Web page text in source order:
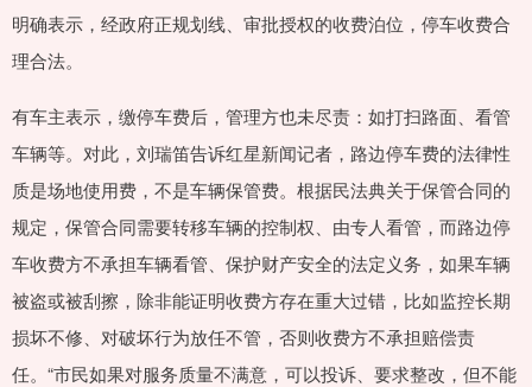
明确表示，经政府正规划线、审批授权的收费泊位，停车收费合
理合法。
有车主表示，缴停车费后，管理方也未尽责：如打扫路面、看管
车辆等。对此，刘瑞笛告诉红星新闻记者，路边停车费的法律性
质是场地使用费，不是车辆保管费。根据民法典关于保管合同的
规定，保管合同需要转移车辆的控制权、由专人看管，而路边停
车收费方不承担车辆看管、保护财产安全的法定义务，如果车辆
被盗或被刮擦，除非能证明收费方存在重大过错，比如监控长期
损坏不修、对破坏行为放任不管，否则收费方不承担赔偿责
任。“市民如果对服务质量不满意，可以投诉、要求整改，但不能